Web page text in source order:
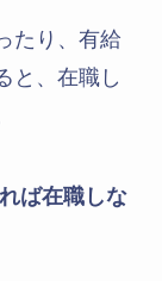
たり、有給
と、在職し
ば在職しな